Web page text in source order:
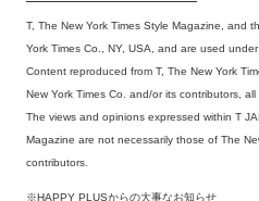
T, The New York Times Style Magazine, and
York Times Co., NY, USA, and are used
Content reproduced from T, The New York
New York Times Co. and/or its contributors, all
The views and opinions expressed within T
Magazine are not necessarily those of The
contributors.
※HAPPY PLUSからの大事なお知らせ